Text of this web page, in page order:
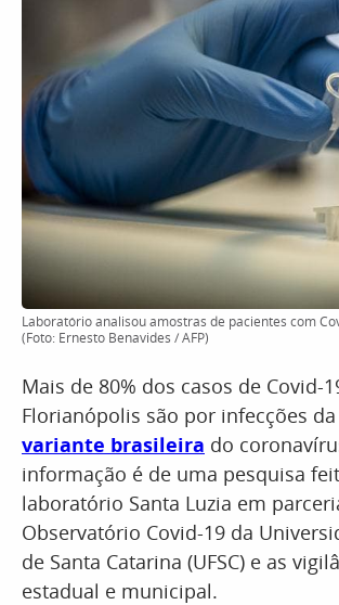
Laboratório analisou amostras de pacientes com
(Foto: Ernesto Benavides / AFP)
Mais de 80% dos casos de Covid-
Florianópolis são por infecções da
variante brasileira do
informação é de uma pesquisa
laboratório Santa Luzia em
Observatório Covid-19 da
de Santa Catarina (UFSC) e as
estadual e municipal.